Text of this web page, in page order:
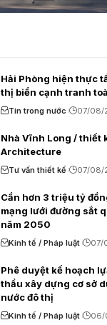
Hải Phòng hiện thực
thị biển cạnh tranh
Tin trong nước 07/08/
Nhà Vĩnh Long / thiết
Architecture
Tư vấn thiết kế 07/08/
Cần hơn 3 triệu tỷ
mạng lưới đường sắt
năm 2050
Kinh tế / Pháp luật 07/
Phê duyệt kế hoạch
thầu xây dựng cơ sở
nước đô thị
Kinh tế / Pháp luật 06/